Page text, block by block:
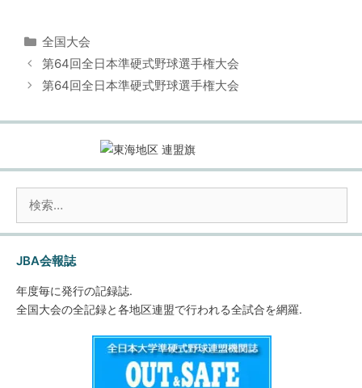
カ
テ
ゴ
リ
全国大会
第64回全日本準硬式野球選手権大会
第64回全日本準硬式野球選手権大会
JBA会報誌
年度毎に発行の記録誌.
全国大会の全記録と各地区連盟で行われる全試合を網羅.